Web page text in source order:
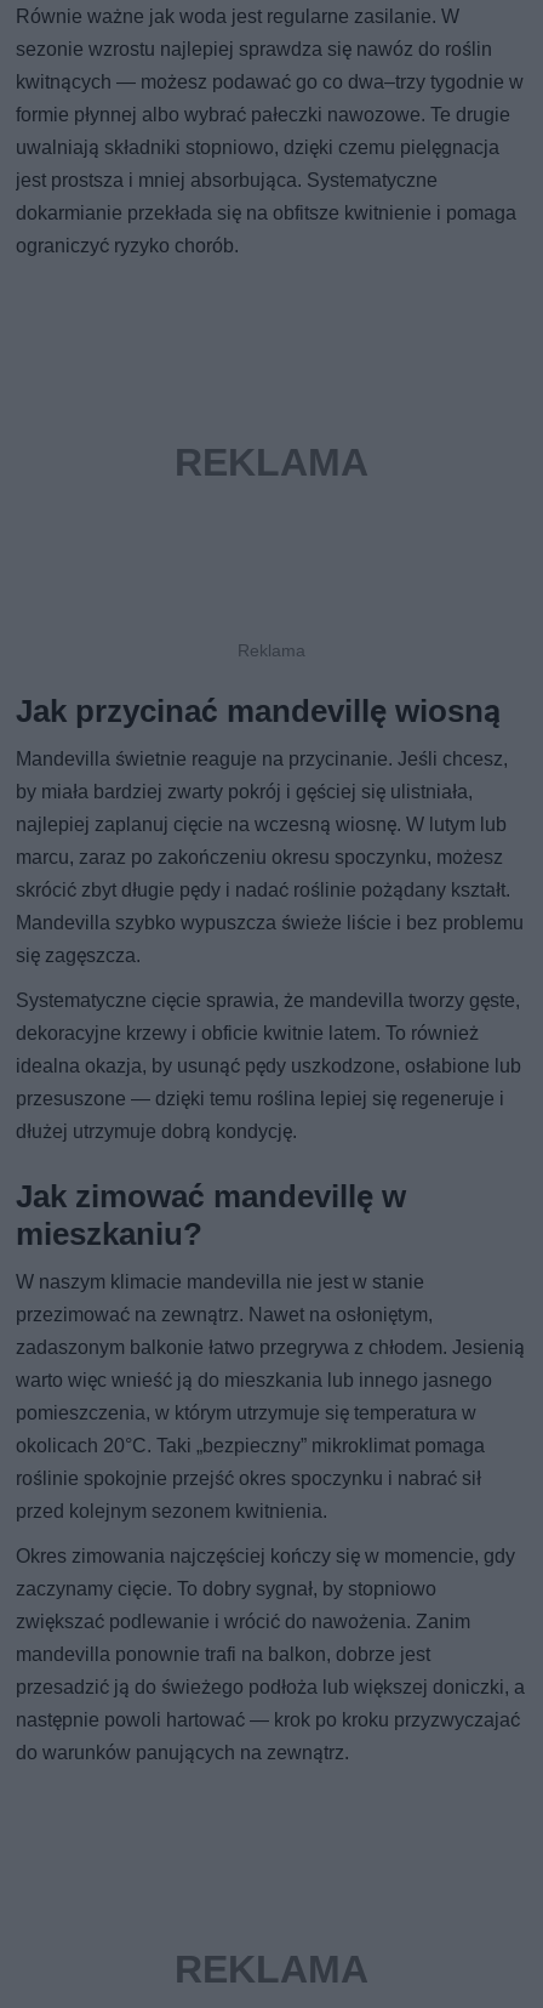
Równie ważne jak woda jest regularne zasilanie. W
sezonie wzrostu najlepiej sprawdza się nawóz do roślin
kwitnących — możesz podawać go co dwa–trzy tygodnie w
formie płynnej albo wybrać pałeczki nawozowe. Te drugie
uwalniają składniki stopniowo, dzięki czemu pielęgnacja
jest prostsza i mniej absorbująca. Systematyczne
dokarmianie przekłada się na obfitsze kwitnienie i pomaga
ograniczyć ryzyko chorób.
Jak przycinać mandevillę wiosną
Mandevilla świetnie reaguje na przycinanie. Jeśli chcesz,
by miała bardziej zwarty pokrój i gęściej się ulistniała,
najlepiej zaplanuj cięcie na wczesną wiosnę. W lutym lub
marcu, zaraz po zakończeniu okresu spoczynku, możesz
skrócić zbyt długie pędy i nadać roślinie pożądany kształt.
Mandevilla szybko wypuszcza świeże liście i bez problemu
się zagęszcza.
Systematyczne cięcie sprawia, że mandevilla tworzy gęste,
dekoracyjne krzewy i obficie kwitnie latem. To również
idealna okazja, by usunąć pędy uszkodzone, osłabione lub
przesuszone — dzięki temu roślina lepiej się regeneruje i
dłużej utrzymuje dobrą kondycję.
Jak zimować mandevillę w
mieszkaniu?
W naszym klimacie mandevilla nie jest w stanie
przezimować na zewnątrz. Nawet na osłoniętym,
zadaszonym balkonie łatwo przegrywa z chłodem. Jesienią
warto więc wnieść ją do mieszkania lub innego jasnego
pomieszczenia, w którym utrzymuje się temperatura w
okolicach 20°C. Taki „bezpieczny” mikroklimat pomaga
roślinie spokojnie przejść okres spoczynku i nabrać sił
przed kolejnym sezonem kwitnienia.
Okres zimowania najczęściej kończy się w momencie, gdy
zaczynamy cięcie. To dobry sygnał, by stopniowo
zwiększać podlewanie i wrócić do nawożenia. Zanim
mandevilla ponownie trafi na balkon, dobrze jest
przesadzić ją do świeżego podłoża lub większej doniczki, a
następnie powoli hartować — krok po kroku przyzwyczajać
do warunków panujących na zewnątrz.